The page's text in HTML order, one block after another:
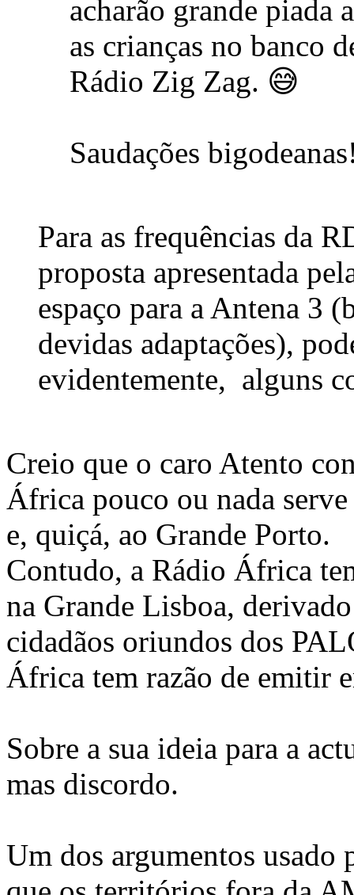
acharão grande piada
as crianças no banco
Rádio Zig Zag. 😅
Saudações
Para as frequências da
proposta apresentada
espaço para a Antena 3
devidas adaptações),
evidentemente, alguns
Creio que o caro Atento
África pouco ou nada
e, quiçá, ao Grande Porto.
Contudo, a Rádio África
na Grande Lisboa,
cidadãos oriundos dos
África tem razão de emitir
Sobre a sua ideia para a
mas discordo.
Um dos argumentos usado